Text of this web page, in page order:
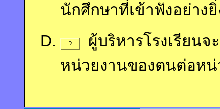
นักศึกษาที่เข้าฟังอย่างยิ่
?
ผู้บริหารโรงเรียนจ
หน่วยงานของตนต่อหน่